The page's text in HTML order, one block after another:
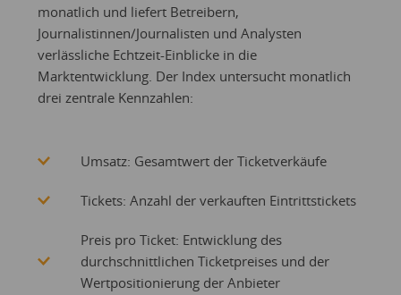
monatlich und liefert Betreibern,
Journalistinnen/Journalisten und Analysten
verlässliche Echtzeit-Einblicke in die
Marktentwicklung. Der Index untersucht monatlich
drei zentrale Kennzahlen:
Umsatz: Gesamtwert der Ticketverkäufe
Tickets: Anzahl der verkauften Eintrittstickets
Preis pro Ticket: Entwicklung des
durchschnittlichen Ticketpreises und der
Wertpositionierung der Anbieter